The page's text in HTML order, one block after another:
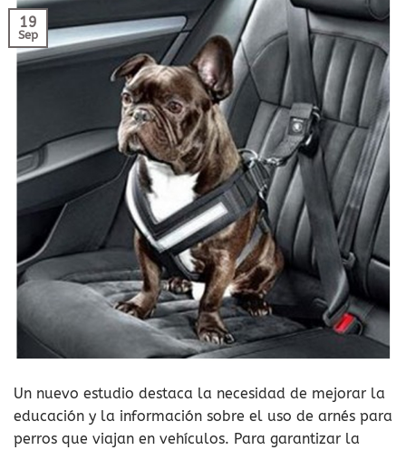
19
Sep
Un nuevo estudio destaca la necesidad de mejorar la
educación y la información sobre el uso de arnés para
perros que viajan en vehículos. Para garantizar la